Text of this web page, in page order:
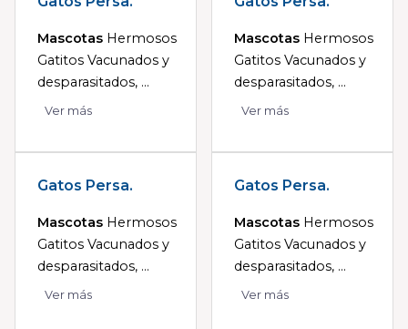
Mascotas Hermosos
Gatitos Vacunados y
desparasitados, ...
Ver más
Mascotas Hermosos
Gatitos Vacunados y
desparasitados, ...
Ver más
Gatos Persa.
Mascotas Hermosos
Gatitos Vacunados y
desparasitados, ...
Ver más
Gatos Persa.
Mascotas Hermosos
Gatitos Vacunados y
desparasitados, ...
Ver más